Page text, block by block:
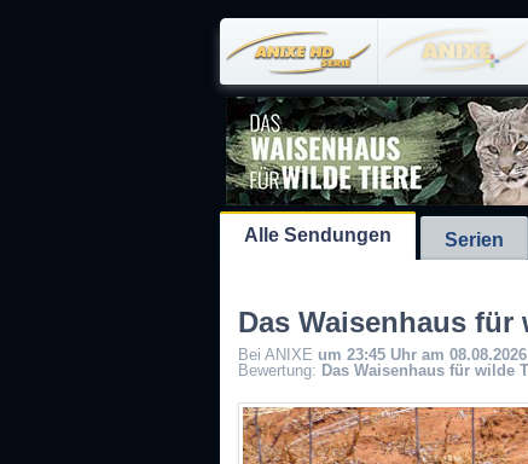
Alle Sendungen Serien
Das Waisenhaus für
Bei ANIXE um 23:45 Uhr am 08.08.2026
Bewertung: Das Waisenhaus für wilde